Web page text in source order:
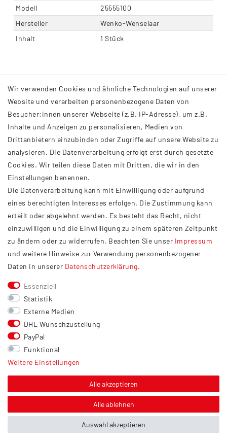
Modell
25555100
Hersteller
Wenko-Wenselaar
Inhalt
1 Stück
INFORMATIONEN
AGB
Impressum
Datenschutzerklärung
Widerrufsrecht
Barrierefreiheit
Service
Kontakt
Versand
Zahlung
Vertrag widerrufen
Sonstiges
Hinweis zur Entsorgung von Altbatterien & Altöl
Über uns
Wir verwenden Cookies und ähnliche Technologien auf unserer
Website und verarbeiten personenbezogene Daten von
Besucher:innen unserer Webseite (z.B. IP-Adresse), um z.B.
Inhalte und Anzeigen zu personalisieren, Medien von
Drittanbietern einzubinden oder Zugriffe auf unsere Website zu
analysieren. Die Datenverarbeitung erfolgt erst durch gesetzte
Cookies. Wir teilen diese Daten mit Dritten, die wir in den
Einstellungen benennen.
Die Datenverarbeitung kann mit Einwilligung oder aufgrund
eines berechtigten Interesses erfolgen. Die Zustimmung kann
erteilt oder abgelehnt werden. Es besteht das Recht, nicht
einzuwilligen und die Einwilligung zu einem späteren Zeitpunkt
zu ändern oder zu widerrufen. Beachten Sie unser Impressum
und weitere Hinweise zur Verwendung personenbezogener
Daten in unserer Daten­schutz­erklärung.
Essenziell
Statistik
Externe Medien
DHL Wunschzustellung
PayPal
Funktional
Weitere Einstellungen
Alle akzeptieren
Alle ablehnen
Auswahl akzeptieren